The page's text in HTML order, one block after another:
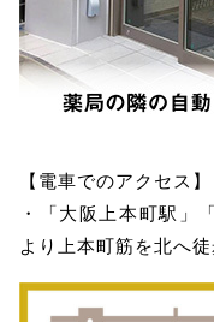
【電車でのアクセス】
・「大阪上本町駅」
より上本町筋を北へ